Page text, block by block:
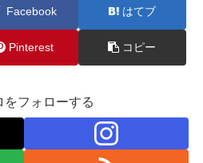
Facebook はてブ
Pinterest コピー
をフォローする